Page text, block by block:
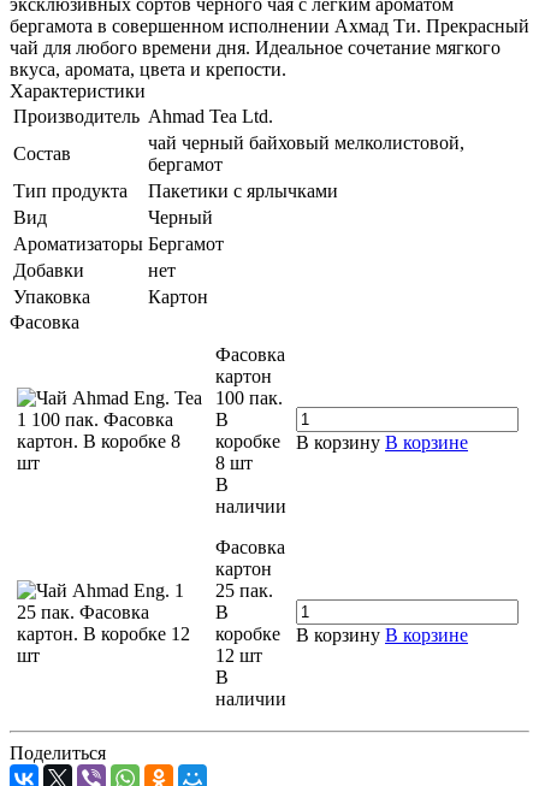
бергамота в совершенном исполнении Ахмад Ти. Прекрасный
чай для любого времени дня. Идеальное сочетание мягкого
вкуса, аромата, цвета и крепости.
Характеристики
Производитель Ahmad Tea Ltd.
Состав
чай черный байховый мелколистовой,
бергамот
Тип продукта
Пакетики с ярлычками
Вид
Черный
Ароматизаторы Бергамот
Добавки
нет
Упаковка
Картон
Фасовка
Фасовка
картон
100 пак.
В
коробке
8 шт
В
наличии
В корзину В корзине
Фасовка
картон
25 пак.
В
коробке
12 шт
В
наличии
В корзину В корзине
Поделиться